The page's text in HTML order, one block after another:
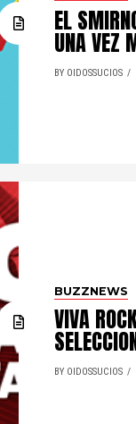
EL
UNA VEZ
BY OIDOSSUCIOS
BUZZNEWS
VIVA
BY OIDOSSUCIOS